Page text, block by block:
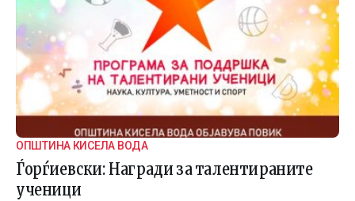
ОПШТИНА КИСЕЛА ВОДА
Ѓорѓиевски: Награди за талентираните
ученици